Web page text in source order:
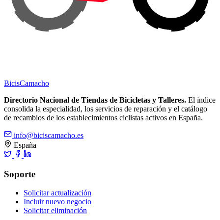
BicisCamacho
Directorio Nacional de Tiendas de Bicicletas y Talleres. El índice
consolida la especialidad, los servicios de reparación y el catálogo
de recambios de los establecimientos ciclistas activos en España.
info@biciscamacho.es
España
Soporte
Solicitar actualización
Incluir nuevo negocio
Solicitar eliminación